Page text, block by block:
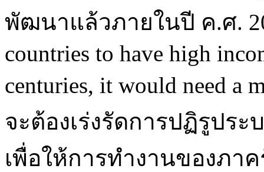
พัฒนาแล้วภายในปี ค.ศ.
countries to have high
centuries, it would need
จะต้องเร่งรัดการปฏิรูปร
เพื่อให้การทำงานของภา